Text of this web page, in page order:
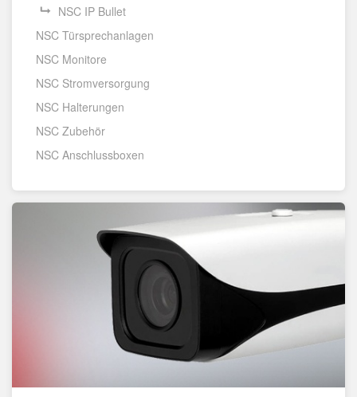
NSC IP Bullet
NSC Türsprechanlagen
NSC Monitore
NSC Stromversorgung
NSC Halterungen
NSC Zubehör
NSC Anschlussboxen